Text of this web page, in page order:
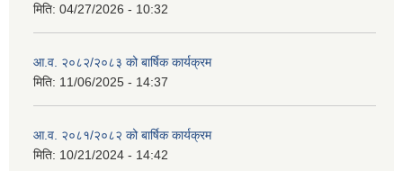
मिति: 04/27/2026 - 10:32
आ.व. २०८२/२०८३ को बार्षिक कार्यक्रम
मिति: 11/06/2025 - 14:37
आ.व. २०८१/२०८२ को बार्षिक कार्यक्रम
मिति: 10/21/2024 - 14:42